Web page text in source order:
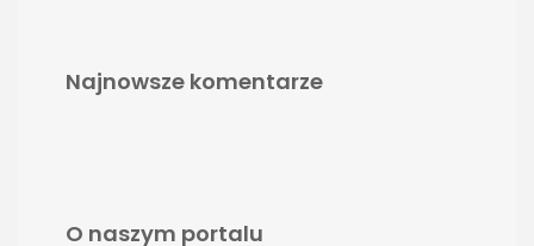
Najnowsze komentarze
O naszym portalu